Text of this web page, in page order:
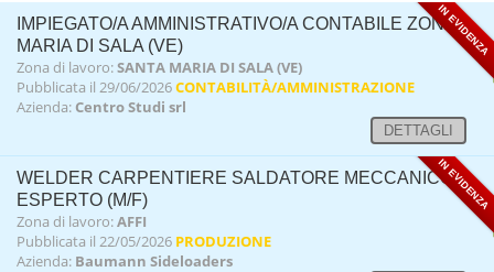
IN EVIDENZA
IMPIEGATO/A AMMINISTRATIVO/A CONTABILE ZONA S.
MARIA DI SALA (VE)
Zona di lavoro:SANTA MARIA DI SALA (VE)
Pubblicata il 29/06/2026CONTABILITÀ/AMMINISTRAZIONE
Azienda: Centro Studi srl
DETTAGLI
IN EVIDENZA
WELDER CARPENTIERE SALDATORE MECCANICO
ESPERTO (M/F)
Zona di lavoro:AFFI
Pubblicata il 22/05/2026 PRODUZIONE
Azienda: Baumann Sideloaders